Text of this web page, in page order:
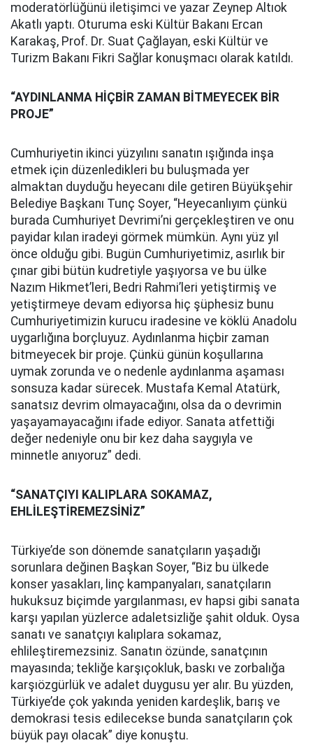
moderatörlüğünü iletişimci ve yazar Zeynep Altıok
Akatlı yaptı. Oturuma eski Kültür Bakanı Ercan
Karakaş, Prof. Dr. Suat Çağlayan, eski Kültür ve
Turizm Bakanı Fikri Sağlar konuşmacı olarak katıldı.
“AYDINLANMA HİÇBİR ZAMAN BİTMEYECEK BİR
PROJE”
Cumhuriyetin ikinci yüzyılını sanatın ışığında inşa
etmek için düzenledikleri bu buluşmada yer
almaktan duyduğu heyecanı dile getiren Büyükşehir
Belediye Başkanı Tunç Soyer, “Heyecanlıyım çünkü
burada Cumhuriyet Devrimi’ni gerçekleştiren ve onu
payidar kılan iradeyi görmek mümkün. Aynı yüz yıl
önce olduğu gibi. Bugün Cumhuriyetimiz, asırlık bir
çınar gibi bütün kudretiyle yaşıyorsa ve bu ülke
Nazım Hikmet’leri, Bedri Rahmi’leri yetiştirmiş ve
yetiştirmeye devam ediyorsa hiç şüphesiz bunu
Cumhuriyetimizin kurucu iradesine ve köklü Anadolu
uygarlığına borçluyuz. Aydınlanma hiçbir zaman
bitmeyecek bir proje. Çünkü günün koşullarına
uymak zorunda ve o nedenle aydınlanma aşaması
sonsuza kadar sürecek. Mustafa Kemal Atatürk,
sanatsız devrim olmayacağını, olsa da o devrimin
yaşayamayacağını ifade ediyor. Sanata atfettiği
değer nedeniyle onu bir kez daha saygıyla ve
minnetle anıyoruz” dedi.
“SANATÇIYI KALIPLARA SOKAMAZ,
EHLİLEŞTİREMEZSİNİZ”
Türkiye’de son dönemde sanatçıların yaşadığı
sorunlara değinen Başkan Soyer, “Biz bu ülkede
konser yasakları, linç kampanyaları, sanatçıların
hukuksuz biçimde yargılanması, ev hapsi gibi sanata
karşı yapılan yüzlerce adaletsizliğe şahit olduk. Oysa
sanatı ve sanatçıyı kalıplara sokamaz,
ehlileştiremezsiniz. Sanatın özünde, sanatçının
mayasında; tekliğe karşıçokluk, baskı ve zorbalığa
karşıözgürlük ve adalet duygusu yer alır. Bu yüzden,
Türkiye’de çok yakında yeniden kardeşlik, barış ve
demokrasi tesis edilecekse bunda sanatçıların çok
büyük payı olacak” diye konuştu.